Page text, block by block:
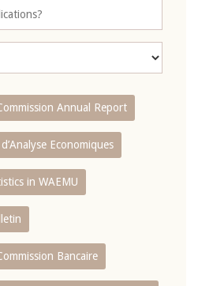
Annual Report
Economiques
in WAEMU
Bancaire